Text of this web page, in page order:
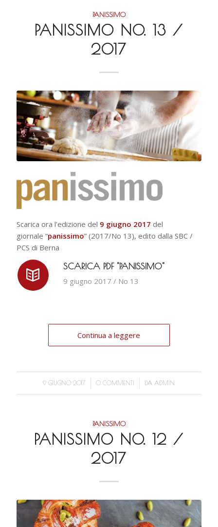
PANISSIMO
PANISSIMO NO. 13 /
2017
Scarica ora l’edizione del 9 giugno 2017 del
giornale “panissimo” (2017/No 13), edito dalla SBC /
PCS di Berna
SCARICA PDF "PANISSIMO"
9 giugno 2017 / No 13
Continua a leggere
9 GIUGNO 2017
/ 0 COMMENTI
/ DAADMIN
PANISSIMO
PANISSIMO NO. 12 /
2017